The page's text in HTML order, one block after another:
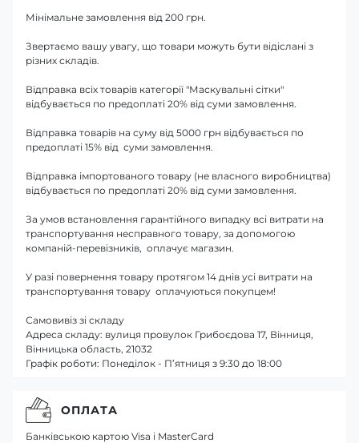
Мінімальне замовлення від 200 грн.
Звертаємо вашу увагу, що товари можуть бути відіслані з
різних складів.
Відправка всіх товарів категорії "Маскувальні сітки"
відбувається по предоплаті 20% від суми замовлення.
Відправка товарів на суму від 5000 грн відбувається по
предоплаті 15% від суми замовлення.
Відправка імпортованого товару (не власного виробництва)
відбувається по предоплаті 20% від суми замовлення.
За умов встановлення гарантійного випадку всі витрати на
транспортування несправного товару, за допомогою
компаній-перевізників, оплачує магазин.
У разі повернення товару протягом 14 днів усі витрати на
транспортування товару оплачуються покупцем!
Самовивіз зі складу
Адреса складу: вулиця провулок Грибоєдова 17, Вінниця,
Вінницька область, 21032
Графік роботи: Понеділок - П’ятниця з 9:30 до 18:00
ОПЛАТА
Банківською картою Visa і MasterCard